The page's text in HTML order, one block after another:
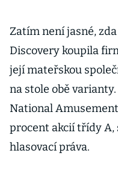
Zatím není jasné,
Discovery koupila
její mateřskou
na stole obě
National
procent akcií třídy A,
hlasovací práva.